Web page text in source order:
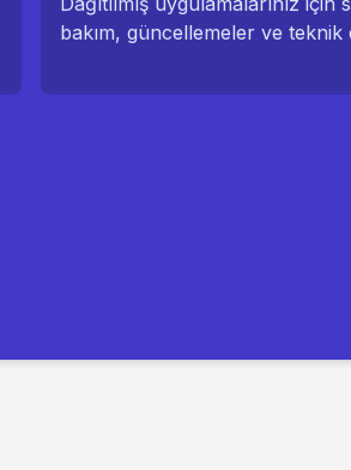
bakım, güncellemeler ve teknik